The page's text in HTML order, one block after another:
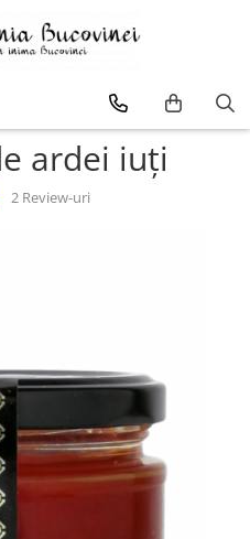
ardei iuți
2 Review-uri